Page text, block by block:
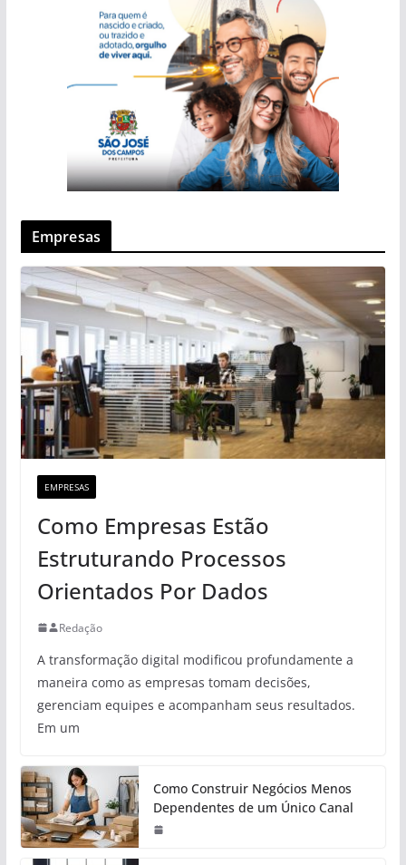
Empresas
EMPRESAS
Como Empresas Estão
Estruturando Processos
Orientados Por Dados
Redação
A transformação digital modificou profundamente a
maneira como as empresas tomam decisões,
gerenciam equipes e acompanham seus resultados.
Em um
Como Construir Negócios Menos
Dependentes de um Único Canal